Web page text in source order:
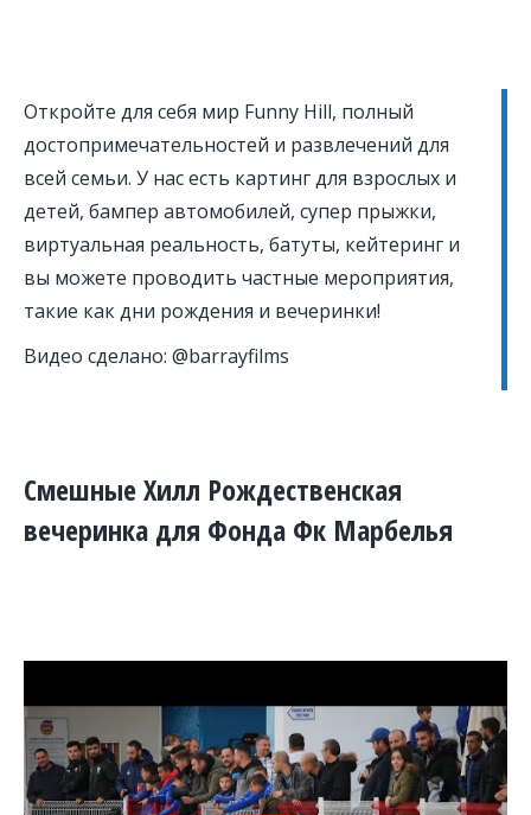
Откройте для себя мир Funny Hill, полный
достопримечательностей и развлечений для
всей семьи. У нас есть картинг для взрослых и
детей, бампер автомобилей, супер прыжки,
виртуальная реальность, батуты, кейтеринг и
вы можете проводить частные мероприятия,
такие как дни рождения и вечеринки!
Видео сделано: @barrayfilms
Смешные Хилл Рождественская
вечеринка для Фонда Фк Марбелья